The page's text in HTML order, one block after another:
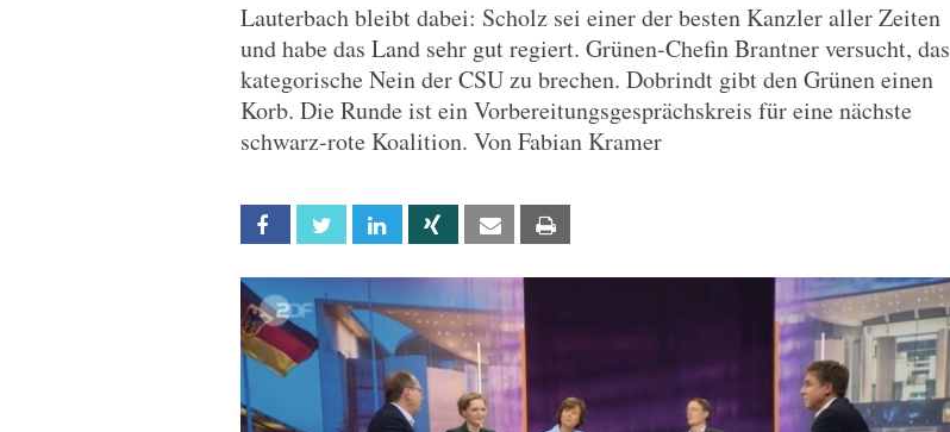
Lauterbach bleibt dabei: Scholz sei einer der besten Kanzler aller Zeiten
und habe das Land sehr gut regiert. Grünen-Chefin Brantner versucht, das
kategorische Nein der CSU zu brechen. Dobrindt gibt den Grünen einen
Korb. Die Runde ist ein Vorbereitungsgesprächskreis für eine nächste
schwarz-rote Koalition. Von Fabian Kramer
Facebook Twitter Linkedin Xing Email